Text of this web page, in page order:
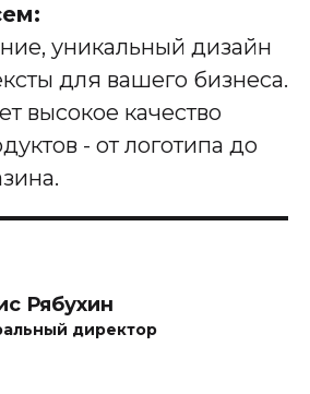
уникальный дизайн
для вашего бизнеса.
высокое качество
- от логотипа до
Рябухин
директор